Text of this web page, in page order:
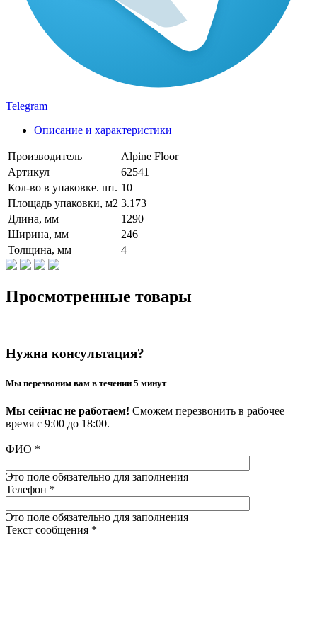
Telegram
Описание и характеристики
Производитель
Alpine Floor
Артикул
62541
Кол-во в упаковке. шт. 10
Площадь упаковки, м2 3.173
Длина, мм
1290
Ширина, мм
246
Толщина, мм
4
Просмотренные товары
Нужна консультация?
Мы перезвоним вам в течении 5 минут
Мы сейчас не работаем! Сможем перезвонить в рабочее
время с 9:00 до 18:00.
ФИО *
Это поле обязательно для заполнения
Телефон *
Это поле обязательно для заполнения
Текст сообщения *